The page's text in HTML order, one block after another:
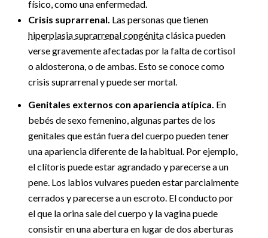
físico, como una enfermedad.
Crisis suprarrenal. Las personas que tienen
hiperplasia suprarrenal congénitaclásica pueden
verse gravemente afectadas por la falta de cortisol
o aldosterona, o de ambas. Esto se conoce como
crisis suprarrenal y puede ser mortal.
Genitales externos con apariencia atípica. En
bebés de sexo femenino, algunas partes de los
genitales que están fuera del cuerpo pueden tener
una apariencia diferente de la habitual. Por ejemplo,
el clítoris puede estar agrandado y parecerse a un
pene. Los labios vulvares pueden estar parcialmente
cerrados y parecerse a un escroto. El conducto por
el que la orina sale del cuerpo y la vagina puede
consistir en una abertura en lugar de dos aberturas